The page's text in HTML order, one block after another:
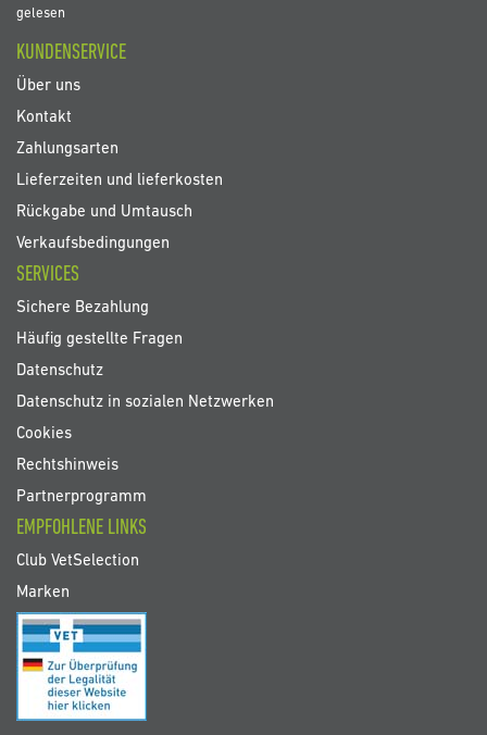
für
Newsletter
an:
gelesen
KUNDENSERVICE
Über uns
Kontakt
Zahlungsarten
Lieferzeiten und lieferkosten
Rückgabe und Umtausch
Verkaufsbedingungen
SERVICES
Sichere Bezahlung
Häufig gestellte Fragen
Datenschutz
Datenschutz in sozialen Netzwerken
Cookies
Rechtshinweis
Partnerprogramm
EMPFOHLENE LINKS
Club VetSelection
Marken